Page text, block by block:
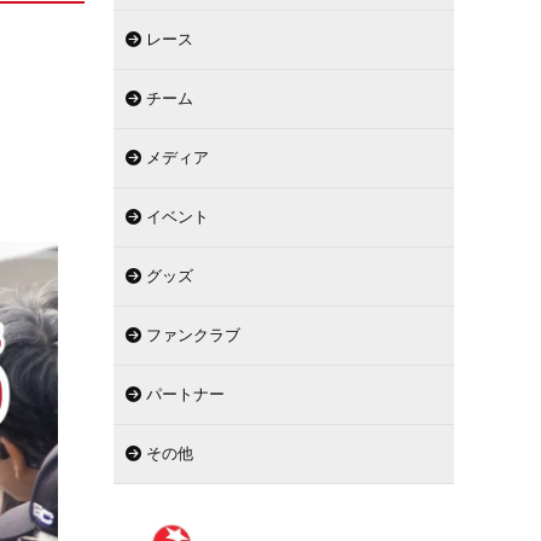
レース
チーム
メディア
イベント
グッズ
ファンクラブ
パートナー
その他